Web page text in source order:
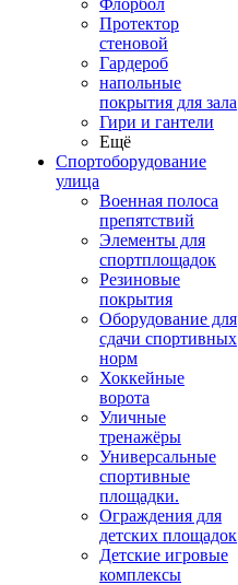
Флорбол
Протектор
стеновой
Гардероб
напольные
покрытия для зала
Гири и гантели
Ещё
Спортоборудование
улица
Военная полоса
препятствий
Элементы для
спортплощадок
Резиновые
покрытия
Оборудование для
сдачи спортивных
норм
Хоккейные
ворота
Уличные
тренажёры
Универсальные
спортивные
площадки.
Ограждения для
детских площадок
Детские игровые
комплексы